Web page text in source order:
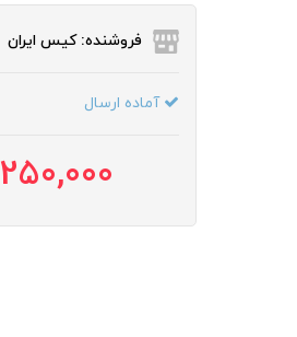
فروشنده: کیس ایران
آماده ارسال
250,000